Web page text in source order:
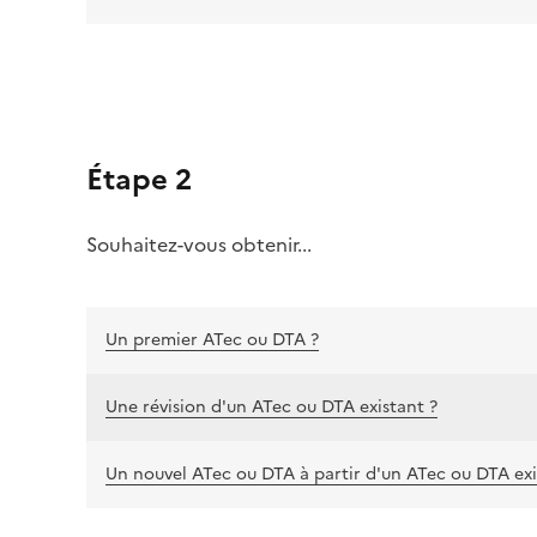
Étape 2
Souhaitez-vous obtenir...
Un premier ATec ou DTA ?
Une révision d'un ATec ou DTA existant ?
Un nouvel ATec ou DTA à partir d'un ATec ou DTA